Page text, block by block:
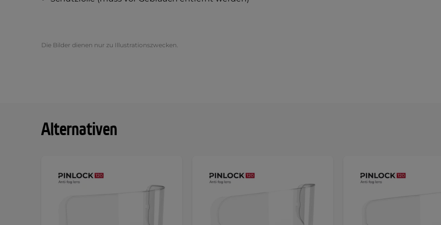
Die Bilder dienen nur zu Illustrationszwecken.
Alternativen